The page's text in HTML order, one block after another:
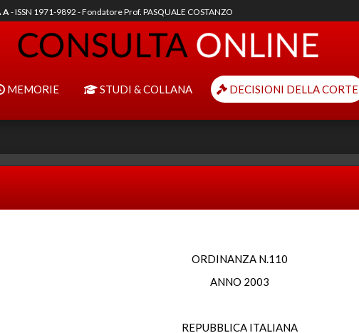
A- ISSN 1971-9892 - Fondatore Prof. PASQUALE COSTANZO
MEMORIE STUDI & COLLANA DECISIONI DELLA CORTE
ORDINANZA N.110
ANNO 2003
REPUBBLICA ITALIANA